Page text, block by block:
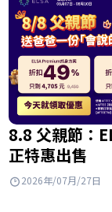
8.8 父親節：
正特惠出售
2026年/07月/27日